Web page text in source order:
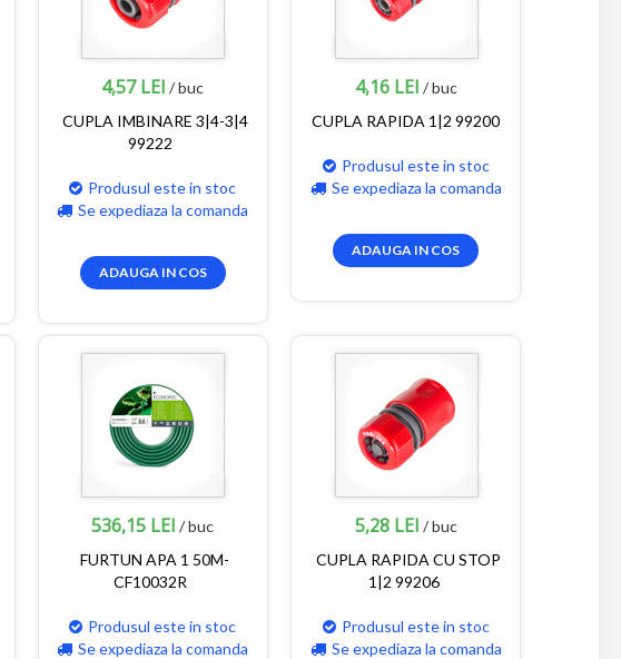
4,57 LEI / buc
CUPLA IMBINARE 3|4-3|4
99222
Produsul este in stoc
Se expediaza la comanda
ADAUGA IN COS
4,16 LEI / buc
CUPLA RAPIDA 1|2 99200
Produsul este in stoc
Se expediaza la comanda
ADAUGA IN COS
536,15 LEI / buc
FURTUN APA 1 50M-
CF10032R
Produsul este in stoc
Se expediaza la comanda
5,28 LEI / buc
CUPLA RAPIDA CU STOP
1|2 99206
Produsul este in stoc
Se expediaza la comanda